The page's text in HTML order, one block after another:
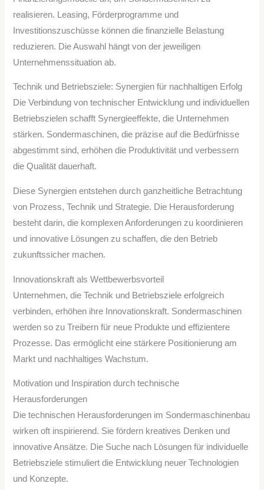
realisieren. Leasing, Förderprogramme und
Investitionszuschüsse können die finanzielle Belastung
reduzieren. Die Auswahl hängt von der jeweiligen
Unternehmenssituation ab.
Technik und Betriebsziele: Synergien für nachhaltigen Erfolg
Die Verbindung von technischer Entwicklung und individuellen
Betriebszielen schafft Synergieeffekte, die Unternehmen
stärken. Sondermaschinen, die präzise auf die Bedürfnisse
abgestimmt sind, erhöhen die Produktivität und verbessern
die Qualität dauerhaft.
Diese Synergien entstehen durch ganzheitliche Betrachtung
von Prozess, Technik und Strategie. Die Herausforderung
besteht darin, die komplexen Anforderungen zu koordinieren
und innovative Lösungen zu schaffen, die den Betrieb
zukunftssicher machen.
Innovationskraft als Wettbewerbsvorteil
Unternehmen, die Technik und Betriebsziele erfolgreich
verbinden, erhöhen ihre Innovationskraft. Sondermaschinen
werden so zu Treibern für neue Produkte und effizientere
Prozesse. Das ermöglicht eine stärkere Positionierung am
Markt und nachhaltiges Wachstum.
Motivation und Inspiration durch technische
Herausforderungen
Die technischen Herausforderungen im Sondermaschinenbau
wirken oft inspirierend. Sie fördern kreatives Denken und
innovative Ansätze. Die Suche nach Lösungen für individuelle
Betriebsziele stimuliert die Entwicklung neuer Technologien
und Konzepte.